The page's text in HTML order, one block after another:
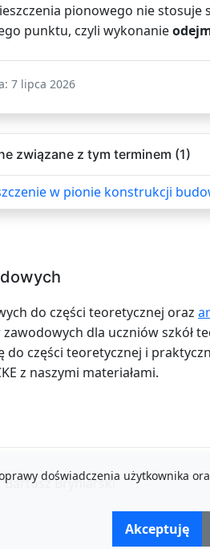
pionowego nie
punktu, czyli wykonanie
7 lipca 2026
związane z tym terminem (1)
w pionie konstrukcji
do części teoretycznej oraz
dla uczniów szkół
do części teoretycznej i
z naszymi materiałami.
Bartosz Bryniarski
doświadczenia użytkownika
Akceptuję